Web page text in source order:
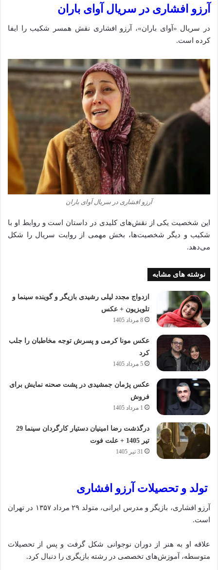
آرزو افشاری در سریال آوای باران
در سریال «آوای باران»، آرزو افشاری نقش همسر شکیب را ایفا
کرده است.
آرزو افشاری در سریال آوای باران
این شخصیت یکی از نقش‌های کلیدی در داستان است و روابط او با
شکیب و دیگر شخصیت‌ها، بخش مهمی از روایت سریال را شکل
می‌دهد.
نوشته های مشابه
ازدواج مجدد لیلی رشیدی بازیگر و گوینده سینما و
تلویزیون + عکس
8 مرداد 1405
عکس مونا کرمی و پسرش توجه مخاطبان را جلب
کرد
5 مرداد 1405
عکس پژمان جمشیدی در پشت صحنه نمایش برای
فروش
1 مرداد 1405
درگذشت رضا امینیان دستیار کارگردان سینما 29
تیر 1405 + علت فوت
31 تیر 1405
تولد و تحصیلات آرزو افشاری
آرزو افشاری، بازیگر و مدرس ایرانی، متولد ۲۹ مرداد ۱۳۵۷ در تهران
است.
علاقه او به هنر از دوران نوجوانی شکل گرفت و پس از تحصیلات
متوسطه، آموزش‌های تخصصی در رشته‌ بازیگری را دنبال کرد.